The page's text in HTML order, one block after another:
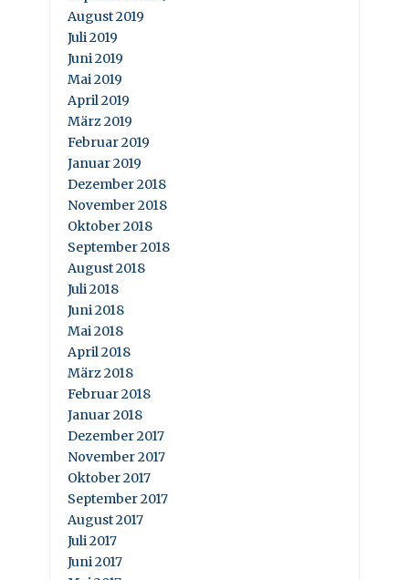
August 2019
Juli 2019
Juni 2019
Mai 2019
April 2019
März 2019
Februar 2019
Januar 2019
Dezember 2018
November 2018
Oktober 2018
September 2018
August 2018
Juli 2018
Juni 2018
Mai 2018
April 2018
März 2018
Februar 2018
Januar 2018
Dezember 2017
November 2017
Oktober 2017
September 2017
August 2017
Juli 2017
Juni 2017